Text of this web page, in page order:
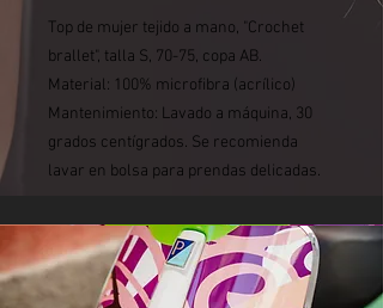
Top de mujer tejido a mano, "Crochet
brallet", talla S, 70-75, copa AB.
Material: 100% microfibra (acrílico)
Mantenimiento: Lavado a máquina, 30
grados centígrados. Se recomienda
lavar en bolsa para prendas delicadas.